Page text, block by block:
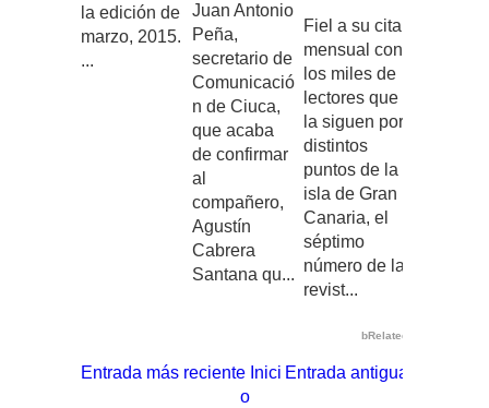
la edición de
marzo, 2015.
...
Juan Antonio
Peña,
secretario de
Comunicació
n de Ciuca,
que acaba
de confirmar
al
compañero,
Agustín
Cabrera
Santana qu...
Fiel a su cita
mensual con
los miles de
lectores que
la siguen por
distintos
puntos de la
isla de Gran
Canaria, el
séptimo
número de la
revist...
bRelated
Entrada más reciente Entrada antigua
Inici
o